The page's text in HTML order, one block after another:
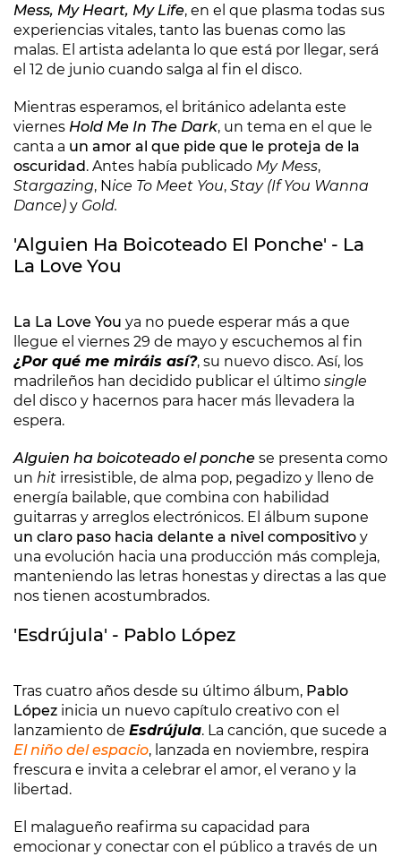
Mess, My Heart, My Life, en el que plasma todas sus
experiencias vitales, tanto las buenas como las
malas. El artista adelanta lo que está por llegar, será
el 12 de junio cuando salga al fin el disco.
Mientras esperamos, el británico adelanta este
viernes Hold Me In The Dark, un tema en el que le
canta a un amor al que pide que le proteja de la
oscuridad. Antes había publicado My Mess,
Stargazing, Nice To Meet You, Stay (If You Wanna
Dance) y Gold.
'Alguien Ha Boicoteado El Ponche' - La
La Love You
La La Love You ya no puede esperar más a que
llegue el viernes 29 de mayo y escuchemos al fin
¿Por qué me miráis así?, su nuevo disco. Así, los
madrileños han decidido publicar el último single
del disco y hacernos para hacer más llevadera la
espera.
Alguien ha boicoteado el ponche se presenta como
un hit irresistible, de alma pop, pegadizo y lleno de
energía bailable, que combina con habilidad
guitarras y arreglos electrónicos. El álbum supone
un claro paso hacia delante a nivel compositivo y
una evolución hacia una producción más compleja,
manteniendo las letras honestas y directas a las que
nos tienen acostumbrados.
'Esdrújula' - Pablo López
Tras cuatro años desde su último álbum, Pablo
López inicia un nuevo capítulo creativo con el
lanzamiento de Esdrújula. La canción, que sucede a
El niño del espacio, lanzada en noviembre, respira
frescura e invita a celebrar el amor, el verano y la
libertad.
El malagueño reafirma su capacidad para
emocionar y conectar con el público a través de un